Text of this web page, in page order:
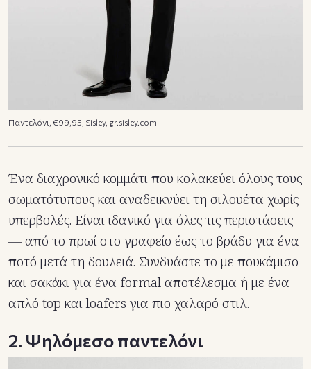
Παντελόνι, €99,95, Sisley, gr.sisley.com
Ένα διαχρονικό κομμάτι που κολακεύει όλους τους
σωματότυπους και αναδεικνύει τη σιλουέτα χωρίς
υπερβολές. Είναι ιδανικό για όλες τις περιστάσεις
— από το πρωί στο γραφείο έως το βράδυ για ένα
ποτό μετά τη δουλειά. Συνδυάστε το με πουκάμισο
και σακάκι για ένα formal αποτέλεσμα ή με ένα
απλό top και loafers για πιο χαλαρό στιλ.
2. Ψηλόμεσο παντελόνι